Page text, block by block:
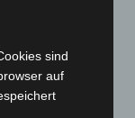
sind
auf